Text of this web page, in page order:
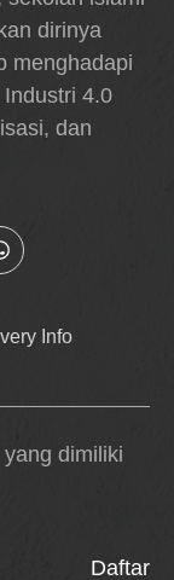
dirinya
menghadapi
4.0
dan
Info
dimiliki
Daftar